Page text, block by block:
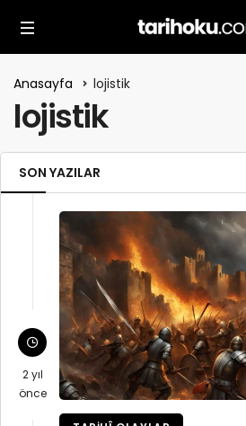
Anasayfa lojistik
lojistik
SON YAZILAR
2 yıl
önce